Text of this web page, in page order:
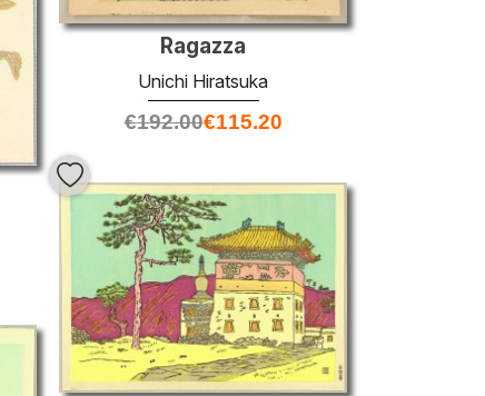
Ragazza
Unichi Hiratsuka
€192.00€115.20